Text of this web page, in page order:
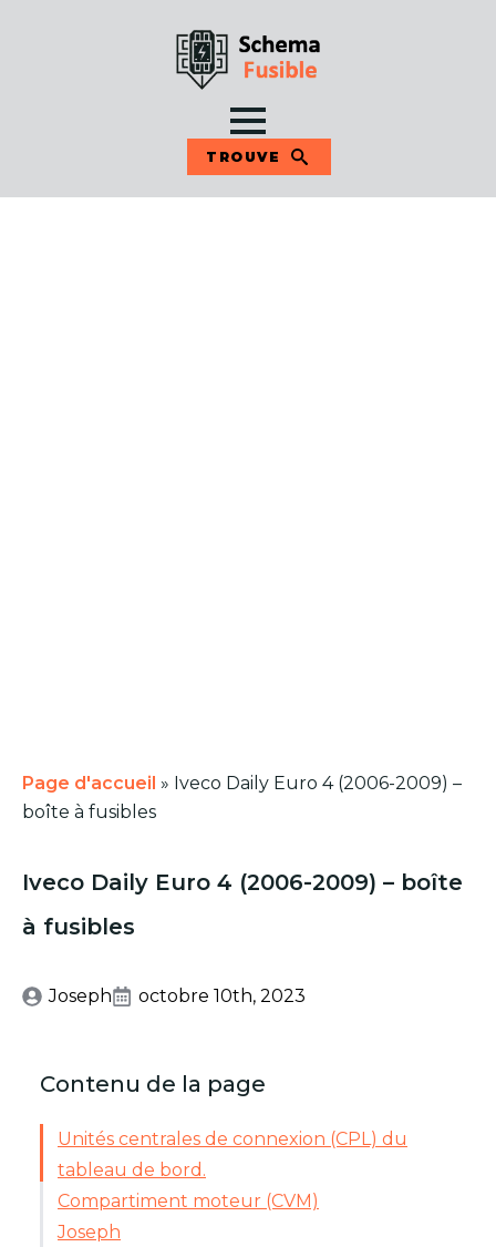
TROUVE
Page d'accueil » Iveco Daily Euro 4 (2006-2009) –
boîte à fusibles
Iveco Daily Euro 4 (2006-2009) – boîte
à fusibles
Joseph octobre 10th, 2023
Contenu de la page
Unités centrales de connexion (CPL) du
tableau de bord.
Compartiment moteur (CVM)
Joseph